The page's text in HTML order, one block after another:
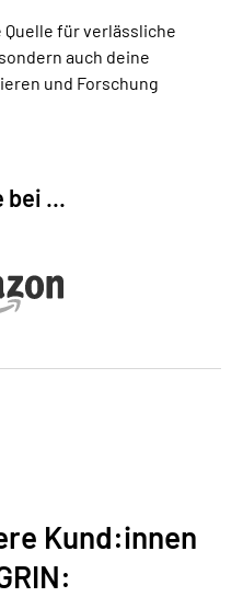
Quelle für verlässliche
auch deine
und Forschung
bei ...
Kund:innen